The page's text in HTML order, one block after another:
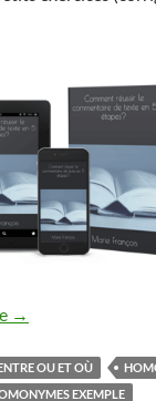
LES HOMONYMES
→
OU ET OÙ
EXEMPLE